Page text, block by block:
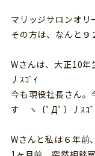
マリッジサロンオリ
その方は、なんと
Wさんは、大正10
丿ｽｺﾞｲ
今も現役社長さん。
す ヽ〔ﾟДﾟ〕丿ｽｺ
Wさんと私は６年前